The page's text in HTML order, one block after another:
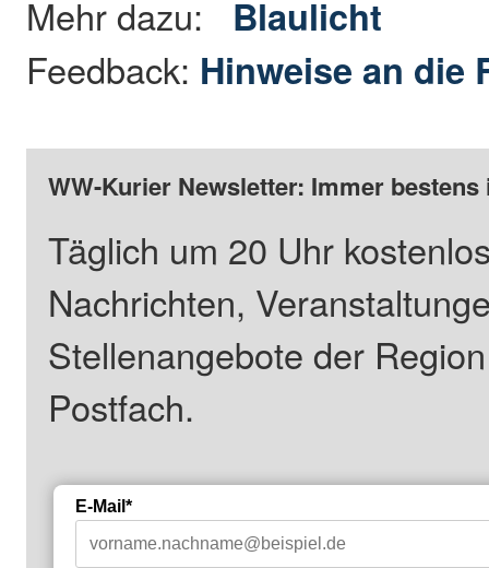
Mehr dazu: Blaulicht
Feedback: Hinweise an die
WW-Kurier Newsletter: Immer
Täglich um 20 Uhr
Nachrichten,
Stellenangebote der
Postfach.
E-Mail*